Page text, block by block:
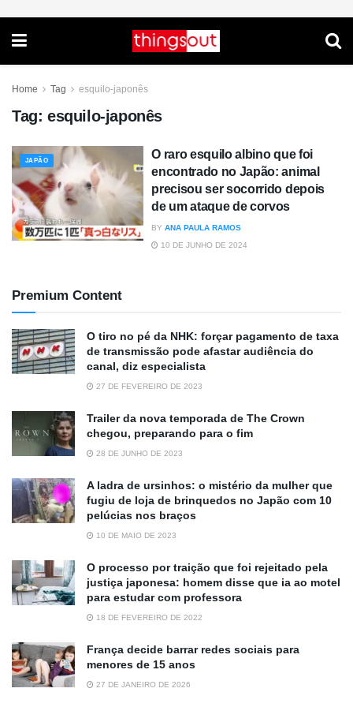
Home Tag esquilo-japonês
Tag: esquilo-japonês
JAPÃO
O raro esquilo albino que foi
encontrado no Japão: animal
precisou ser socorrido depois
de um ataque de corvos
BY ANA PAULA RAMOS
10 DE JUNHO DE 2024
Premium Content
O tiro no pé da NHK: forçar pagamento de taxa
de transmissão pode afastar audiência do
canal, diz especialista
27 DE FEVEREIRO DE 2023
Trailer da nova temporada de The Crown
chegou, preparando para o fim
28 DE JUNHO DE 2023
A ladra de ursinhos: o mistério da mulher que
fugiu de loja de brinquedos no Japão com 10
pelúcias nos braços
10 DE MAIO DE 2023
O processo por traição que foi rejeitado pela
justiça japonesa: homem disse que ia ao motel
para estudar com professora
18 DE FEVEREIRO DE 2022
França decide barrar redes sociais para
menores de 15 anos
27 DE JANEIRO DE 2026